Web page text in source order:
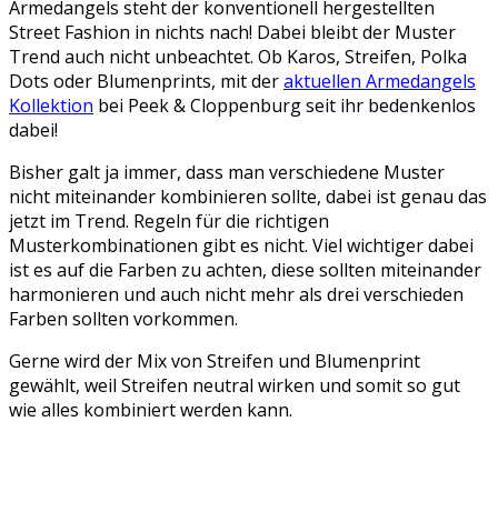
Armedangels steht der konventionell hergestellten
Street Fashion in nichts nach! Dabei bleibt der Muster
Trend auch nicht unbeachtet. Ob Karos, Streifen, Polka
Dots oder Blumenprints, mit deraktuellen Armedangels
Kollektion bei Peek & Cloppenburg seit ihr bedenkenlos
dabei!
Bisher galt ja immer, dass man verschiedene Muster
nicht miteinander kombinieren sollte, dabei ist genau das
jetzt im Trend. Regeln für die richtigen
Musterkombinationen gibt es nicht. Viel wichtiger dabei
ist es auf die Farben zu achten, diese sollten miteinander
harmonieren und auch nicht mehr als drei verschieden
Farben sollten vorkommen.
Gerne wird der Mix von Streifen und Blumenprint
gewählt, weil Streifen neutral wirken und somit so gut
wie alles kombiniert werden kann.